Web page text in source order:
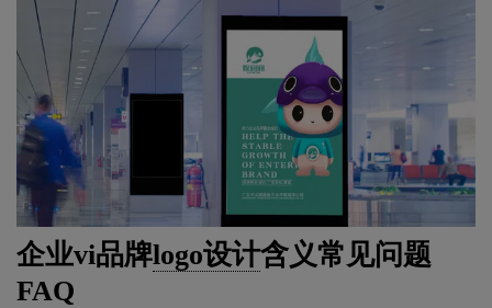
企业vi品牌logo设计含义常见问题
FAQ